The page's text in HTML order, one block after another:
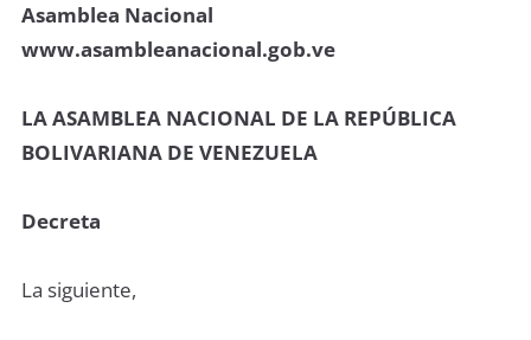
Asamblea Nacional
www.asambleanacional.gob.ve
LA ASAMBLEA NACIONAL DE LA REPÚBLICA
BOLIVARIANA DE VENEZUELA
Decreta
La siguiente,